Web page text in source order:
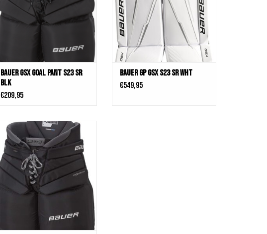
Bauer GSX Goal Pant s23 Sr
Blk
€209,95
Bauer GP GSX s23 Sr Wht
€549,95
2 Belt System ; F1 With Double Thick
Foams in Thigh Area ; Cheater Hip
Blocks added ; Tucked Free Flex Pelvic
with Skate Lace Closure ; Dynamic 2
Flex Leg Protection with Double
adjustment Pillows ; Thermomax+ Liner
; Extension Fit Loop +1" ; Internal Loo